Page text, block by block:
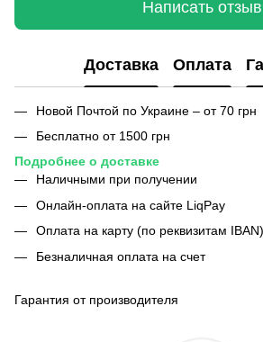
Написать отзыв
Доставка Оплата
Новой Почтой по Украине – от 70 грн
Бесплатно от 1500 грн
Подробнее о доставке
Наличными при получении
Онлайн-оплата на сайте LiqPay
Оплата на карту (по реквизитам IBAN)
Безналичная оплата на счет
Гарантия от производителя